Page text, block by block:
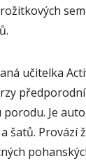
učitelka
porodu. Je
šatů. Provází